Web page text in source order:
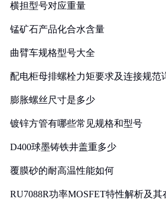
横担型号对应重量
锰矿石产品化合水含量
曲臂车规格型号大全
配电柜母排螺栓力矩要求及连接规范
膨胀螺丝尺寸是多少
镀锌方管有哪些常见规格和型号
D400球墨铸铁井盖重多少
覆膜砂的耐高温性能如何
RU7088R功率MOSFET特性解析及